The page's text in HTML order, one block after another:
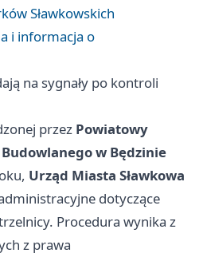
Sławkowskich
i informacja o
na sygnały po kontroli
przez Powiatowy
w Będzinie
Urząd Miasta Sławkowa
dotyczące
Procedura wynika z
z prawa